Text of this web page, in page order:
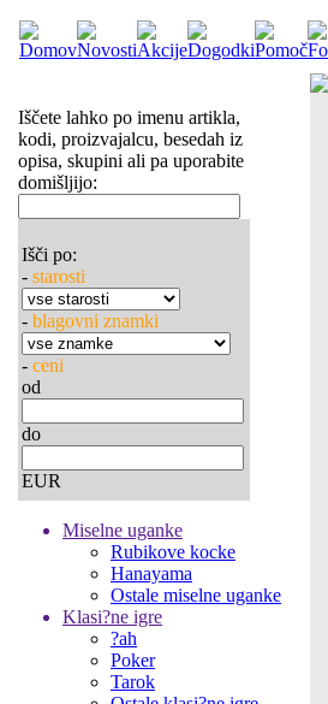
Iščete lahko po imenu artikla,
kodi, proizvajalcu, besedah iz
opisa, skupini ali pa uporabite
domišljijo:
Išči po:
- starosti
- blagovni znamki
- ceni
od
do
EUR
Miselne uganke
Rubikove kocke
Hanayama
Ostale miselne uganke
Klasi?ne igre
?ah
Poker
Tarok